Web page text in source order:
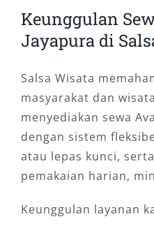
Keunggulan
Jayapura di
Salsa Wisata
masyarakat dan
menyediakan sewa
dengan sistem
atau lepas kunci,
pemakaian harian,
Keunggulan layanan